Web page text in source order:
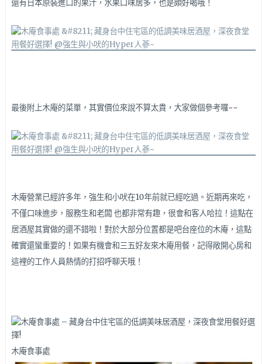
還有日本原裝進口的果汁，水果口味居多，也是頗好喝哦！
最後附上木庵的菜單，其實價位來說不算太貴，大家做個參考囉~~
木庵營業已經許多年，強生和小吠在10年前就已經吃過。近期再來吃，
不僅口味進步，服務生和老闆 也都非常有趣，很會和客人哈拉！這點在
居酒屋其實做的還不錯啦！對於大部分位置都是吧台座位的木庵，這點
確實還蠻重要的！如果有機會和三五好友來木庵用餐，記得敞開心房和
這裡的工作人員熱情的打招呼聊天哦！
木庵食事處